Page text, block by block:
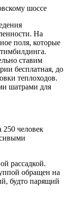
шоссе
На
поля, которые
ставим
бесплатная, до
теплоходов.
шатрами для
человек
рассадкой.
обращен на
будто парящий